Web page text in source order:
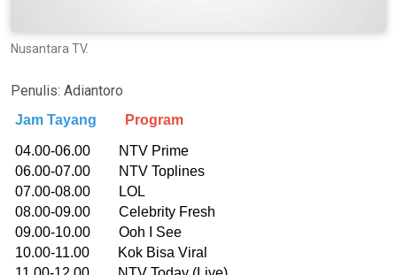
Nusantara TV.
Penulis: Adiantoro
Jam Tayang Program
04.00-06.00 NTV Prime
06.00-07.00 NTV Toplines
07.00-08.00 LOL
08.00-09.00 Celebrity Fresh
09.00-10.00 Ooh I See
10.00-11.00 Kok Bisa Viral